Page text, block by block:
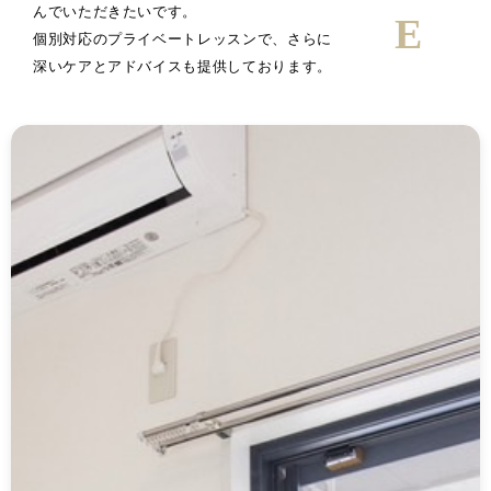
んでいただきたいです。
個別対応のプライベートレッスンで、さらに
深いケアとアドバイスも提供しております。